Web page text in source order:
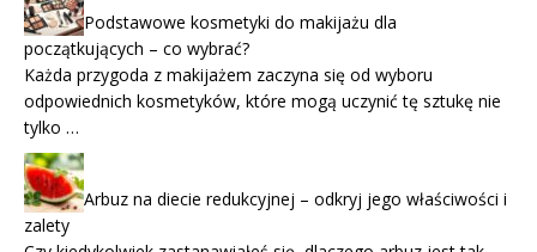
Podstawowe kosmetyki do makijażu dla
początkujących – co wybrać?
Każda przygoda z makijażem zaczyna się od wyboru
odpowiednich kosmetyków, które mogą uczynić tę sztukę nie
tylko …
Arbuz na diecie redukcyjnej – odkryj jego właściwości i
zalety